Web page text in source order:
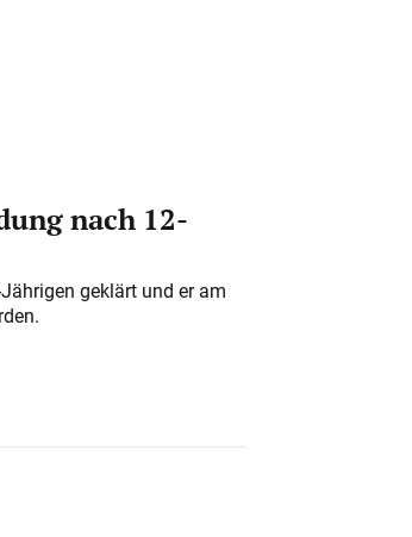
nach 12-
geklärt und er am